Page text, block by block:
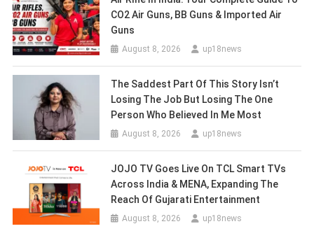
CO2 Air Guns, BB Guns & Imported Air
Guns
August 8, 2026 up18news
The Saddest Part Of This Story Isn’t
Losing The Job But Losing The One
Person Who Believed In Me Most
August 8, 2026 up18news
JOJO TV Goes Live On TCL Smart TVs
Across India & MENA, Expanding The
Reach Of Gujarati Entertainment
August 8, 2026 up18news